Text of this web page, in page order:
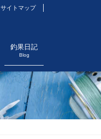
サイトマップ
釣果日記
Blog